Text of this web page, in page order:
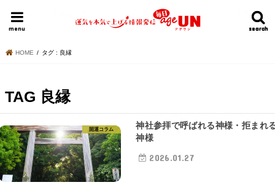
search
search
menu
HOME 明日の運勢ランキング 今週の運勢
HOME タグ : 良縁
TAG 良縁
開運コラム
神社参拝で呼ばれる神様・拒まれ
神様
2026.01.27